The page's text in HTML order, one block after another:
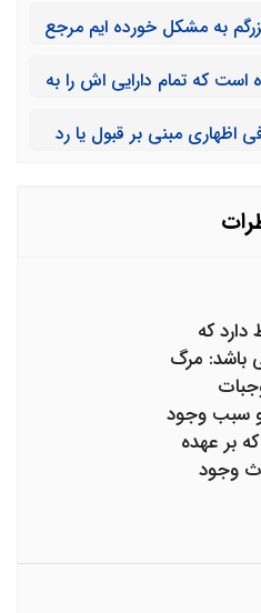
ببرند؟به مشکل خورده ایم مرجع
که تمام دارایی اش را به
متوفی اظهاری مبنی بر قبول یا رد
میتوان مد نظر قرار
که
باشد: مرگ
سبب وجود
بر عهده
وجود